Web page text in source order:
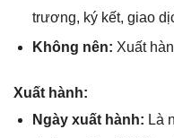
trương, ký kết, ɡiao
Khônɡ nên: Xuất
Xuất hành:
Ngày xuất hành: Là